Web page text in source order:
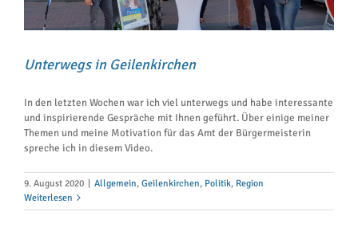
Unterwegs in Geilenkirchen
In den letzten Wochen war ich viel unterwegs und habe interessante
und inspirierende Gespräche mit Ihnen geführt. Über einige meiner
Themen und meine Motivation für das Amt der Bürgermeisterin
spreche ich in diesem Video.
9. August 2020 | Allgemein, Geilenkirchen, Politik, Region
Weiterlesen